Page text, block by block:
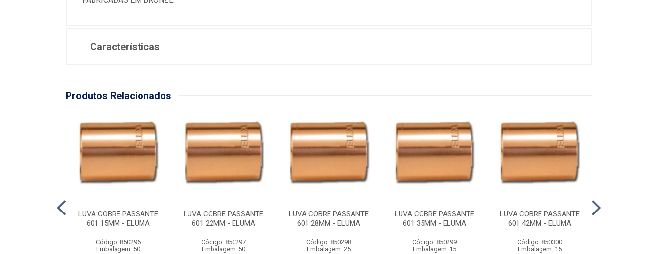
Características
Produtos Relacionados
LUVA COBRE PASSANTE
601 15MM - ELUMA
Código: 850296
Embalagem: 50
LUVA COBRE PASSANTE
601 22MM - ELUMA
Código: 850297
Embalagem: 50
LUVA COBRE PASSANTE
601 28MM - ELUMA
Código: 850298
Embalagem: 25
LUVA COBRE PASSANTE
601 35MM - ELUMA
Código: 850299
Embalagem: 15
LUVA COBRE PASSANTE
601 42MM - ELUMA
Código: 850300
Embalagem: 15